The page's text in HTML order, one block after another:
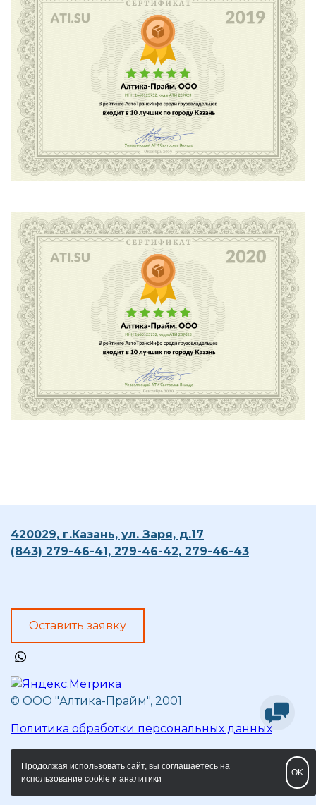
420029, г.Казань, ул. Заря, д.17
(843) 279-46-41, 279-46-42, 279-46-43
Оставить заявку
whatsapp
© ООО "Алтика-Прайм", 2001
Политика обработки персональных данных
Продолжая использовать сайт, вы соглашаетесь на
использование cookie и аналитики
OK